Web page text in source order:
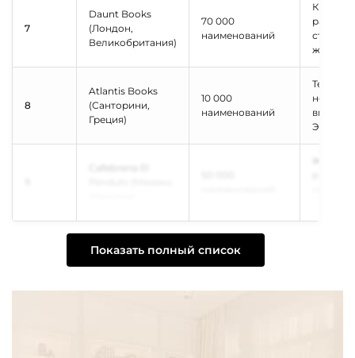
7
Daunt Books
(Лондон,
Великобритания)
70 000
наименований
Книги
жанрам
8
Atlantis Books
(Санторини,
Греция)
10 000
наименований
Терраса
видом
Показать полный список